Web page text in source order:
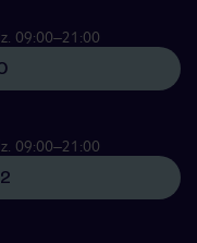
09:00–21:00
09:00–21:00